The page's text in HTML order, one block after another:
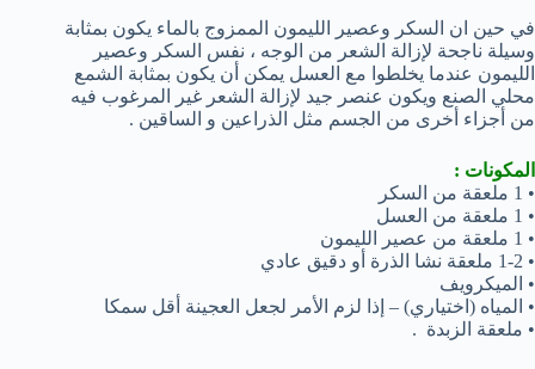
في حين ان السكر وعصير الليمون الممزوج بالماء يكون بمثابة
وسيلة ناجحة لإزالة الشعر من الوجه ، نفس السكر وعصير
الليمون عندما يخلطوا مع العسل يمكن أن يكون بمثابة الشمع
محلي الصنع ويكون عنصر جيد لإزالة الشعر غير المرغوب فيه
من أجزاء أخرى من الجسم مثل الذراعين و الساقين .
المكونات :
• 1 ملعقة من السكر
• 1 ملعقة من العسل
• 1 ملعقة من عصير الليمون
• 1-2 ملعقة نشا الذرة أو دقيق عادي
• الميكرويف
• المياه (اختياري) – إذا لزم الأمر لجعل العجينة أقل سمكا
• ملعقة الزبدة .